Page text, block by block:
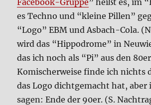
Face­book-Grup­pe” heißt es, im
es Tech­no und “klei­ne Pil­len”
“Logo” EBM und Asbach-Cola.
wird das “Hip­po­dro­me” in
das ich noch als “Pi” aus den
Komi­scher­wei­se fin­de ich nichts
das Logo dicht­ge­macht hat, aber
sagen: Ende der 90er. (S.